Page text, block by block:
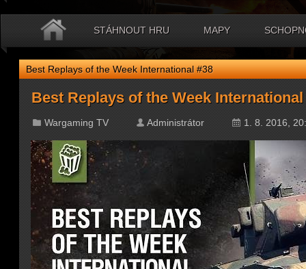
STÁHNOUT HRU MAPY
Best Replays of the Week International #38
Best Replays of the Week International
Wargaming TV Administrátor 1. 8. 2016,